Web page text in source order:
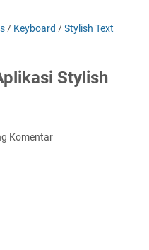
/ Keyboard /Stylish Text
Stylish
Komentar